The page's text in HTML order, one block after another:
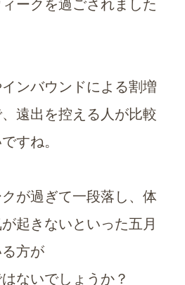
ークを過ごされました
ンバウンドによる割増
遠出を控える人が比較
すね。
が過ぎて一段落し、体
起きないといった五月
方が
ないでしょうか？